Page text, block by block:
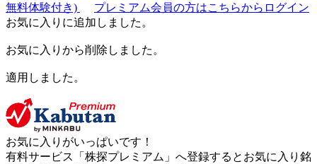
無料体験付き)
プレミアム会員の方はこちらからログイン
お気に入りに追加しました。
お気に入りから削除しました。
適用しました。
お気に入りがいっぱいです！
有料サービス「株探プレミアム」へ登録するとお気に入り銘